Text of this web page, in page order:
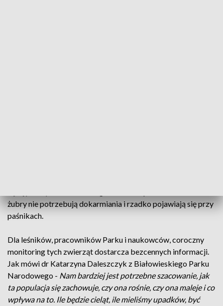
żubry nie potrzebują dokarmiania i rzadko pojawiają się przy
paśnikach.
Dla leśników, pracowników Parku i naukowców, coroczny
monitoring tych zwierząt dostarcza bezcennych informacji.
Jak mówi dr Katarzyna Daleszczyk z Białowieskiego Parku
Narodowego - Nam bardziej jest potrzebne szacowanie, jak
ta populacja się zachowuje, czy ona rośnie, czy ona maleje i co
wpływa na to. Ile będzie cieląt, ile mieliśmy upadków, być